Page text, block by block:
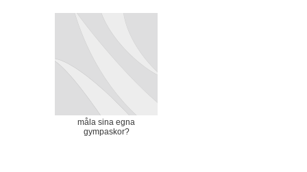
måla sina egna
gympaskor?